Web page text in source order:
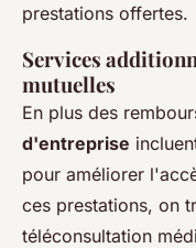
prestations offertes.
Services
mutuelles
En plus des
d'entreprise
pour améliorer
ces prestations, on
téléconsultation